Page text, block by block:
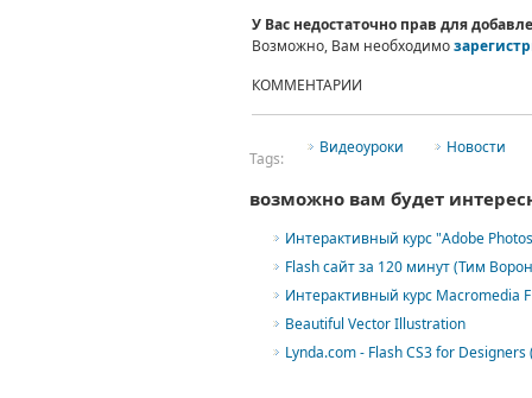
У Вас недостаточно прав для
Возможно, Вам необходимо
КОММЕНТАРИИ
Tags:
Видеоуроки Новости
возможно вам будет
Интерактивный курс "Adobe
Flash сайт за 120 минут (Тим
Интерактивный курс Macromedia
Beautiful Vector Illustration
Lynda.com - Flash CS3 for Designers